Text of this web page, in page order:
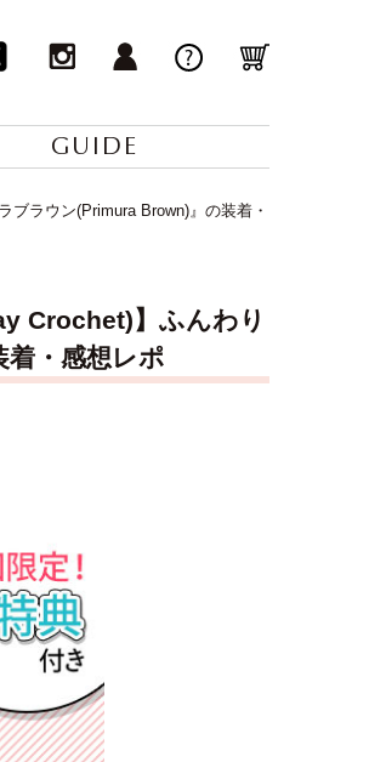
GUIDE
ラウン(Primura Brown)』の装着・
Crochet)】ふんわり
・感想レポ